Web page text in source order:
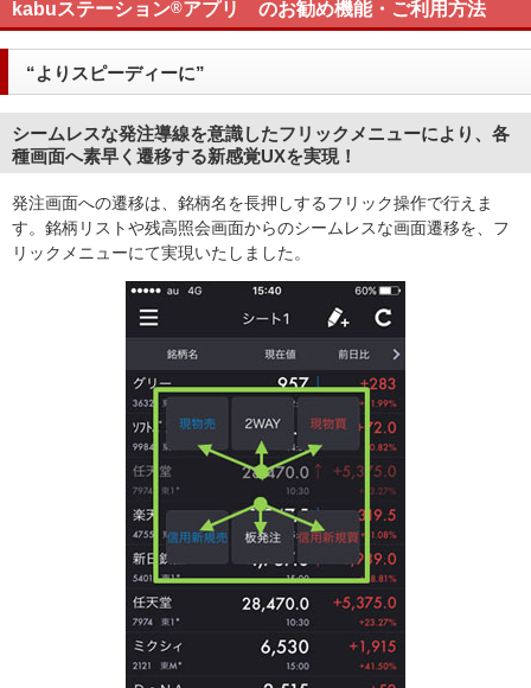
kabuステーション®アプリ のお勧め機能・ご利用方法
“よりスピーディーに”
シームレスな発注導線を意識したフリックメニューにより、各
種画面へ素早く遷移する新感覚UXを実現！
発注画面への遷移は、銘柄名を長押しするフリック操作で行えま
す。銘柄リストや残高照会画面からのシームレスな画面遷移を、フ
リックメニューにて実現いたしました。